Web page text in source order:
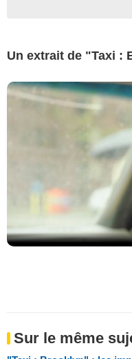
Un extrait de "Taxi :
Sur le même